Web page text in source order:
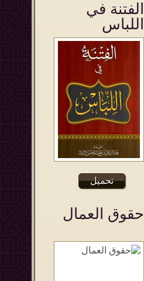
الفتنة في
اللباس
تحميل
حقوق العمال